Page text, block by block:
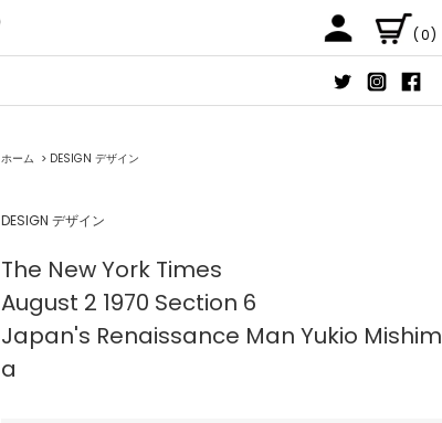
(0)
ホーム > DESIGN デザイン
DESIGN デザイン
The New York Times
August 2 1970 Section 6
Japan's Renaissance Man Yukio Mishim
a